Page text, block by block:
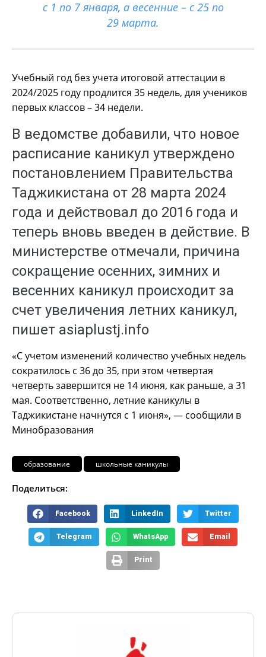
с 1 по 7 января, а весенние – с 25 по
29 марта.
Учебный год без учета итоговой аттестации в
2024/2025 году продлится 35 недель, для учеников
первых классов – 34 недели.
В ведомстве добавили, что новое
расписание каникул утверждено
постановлением Правительства
Таджикистана от 28 марта 2024
года и действовал до 2016 года и
теперь вновь введен в действие. В
министерстве отмечали, причина
сокращение осенних, зимних и
весенних каникул происходит за
счет увеличения летних каникул,
пишет asiaplustj.info
«С учетом изменений количество учебных недель
сократилось с 36 до 35, при этом четвертая
четверть завершится не 14 июня, как раньше, а 31
мая. Соответственно, летние каникулы в
Таджикистане начнутся с 1 июня», — сообщили в
Минобразования
образование школьные каникулы
Поделиться:
Facebook LinkedIn Twitter
Telegram WhatsApp Email
Print